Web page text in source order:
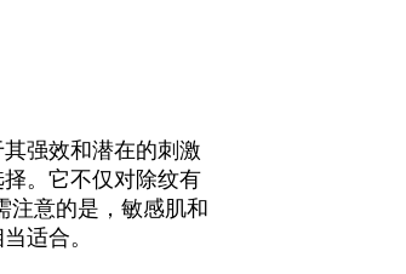
强效和潜在的刺激
。它不仅对除纹有
注意的是，敏感肌和
适合。